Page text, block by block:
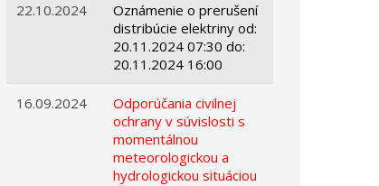
22.10.2024
Oznámenie o prerušení
distribúcie elektriny od:
20.11.2024 07:30 do:
20.11.2024 16:00
16.09.2024
Odporúčania civilnej
ochrany v súvislosti s
momentálnou
meteorologickou a
hydrologickou situáciou